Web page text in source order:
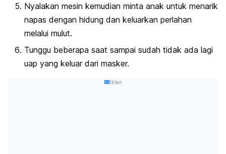
Nyalakan mesin kemudian minta anak untuk menarik
napas dengan hidung dan keluarkan perlahan
melalui mulut.
Tunggu beberapa saat sampai sudah tidak ada lagi
uap yang keluar dari masker.
Iklan